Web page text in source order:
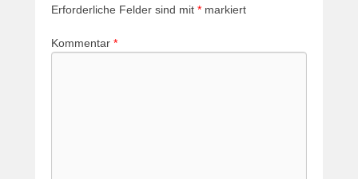
Erforderliche Felder sind mit * markiert
Kommentar *